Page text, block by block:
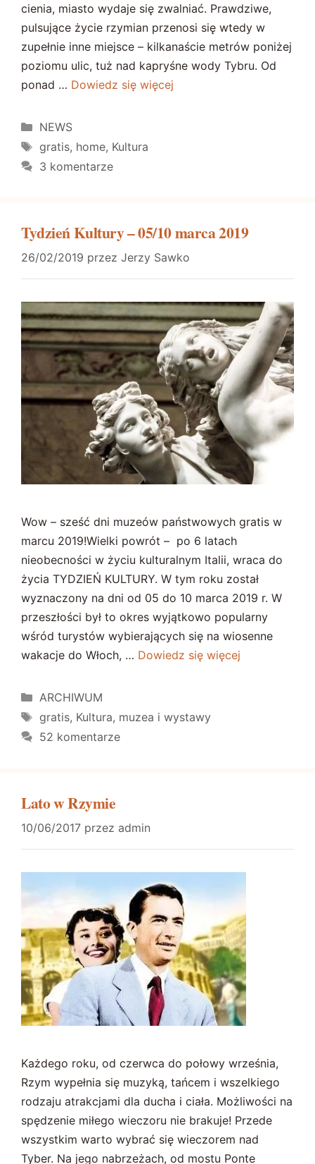
cienia, miasto wydaje się zwalniać. Prawdziwe,
pulsujące życie rzymian przenosi się wtedy w
zupełnie inne miejsce – kilkanaście metrów poniżej
poziomu ulic, tuż nad kapryśne wody Tybru. Od
ponad … Dowiedz się więcej
Kategorie
NEWS
Tagi
gratis, home, Kultura
3 komentarze
Tydzień Kultury – 05/10 marca 2019
26/02/2019 przez Jerzy Sawko
Wow – sześć dni muzeów państwowych gratis w
marcu 2019!Wielki powrót – po 6 latach
nieobecności w życiu kulturalnym Italii, wraca do
życia TYDZIEŃ KULTURY. W tym roku został
wyznaczony na dni od 05 do 10 marca 2019 r. W
przeszłości był to okres wyjątkowo popularny
wśród turystów wybierających się na wiosenne
wakacje do Włoch, … Dowiedz się więcej
Kategorie
ARCHIWUM
Tagi
gratis, Kultura, muzea i wystawy
52 komentarze
Lato w Rzymie
10/06/2017 przez admin
Każdego roku, od czerwca do połowy września,
Rzym wypełnia się muzyką, tańcem i wszelkiego
rodzaju atrakcjami dla ducha i ciała. Możliwości na
spędzenie miłego wieczoru nie brakuje! Przede
wszystkim warto wybrać się wieczorem nad
Tyber. Na jego nabrzeżach, od mostu Ponte